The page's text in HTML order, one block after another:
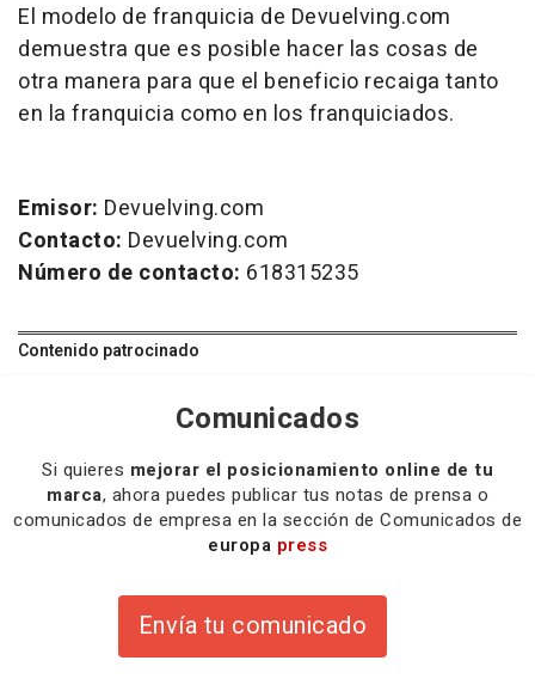
El modelo de franquicia de Devuelving.com
demuestra que es posible hacer las cosas de
otra manera para que el beneficio recaiga tanto
en la franquicia como en los franquiciados.
Emisor: Devuelving.com
Contacto: Devuelving.com
Número de contacto: 618315235
Contenido patrocinado
Comunicados
Si quieres mejorar el posicionamiento online de tu
marca, ahora puedes publicar tus notas de prensa o
comunicados de empresa en la sección de Comunicados de
europa press
Envía tu comunicado